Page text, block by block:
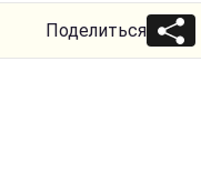
Поделиться